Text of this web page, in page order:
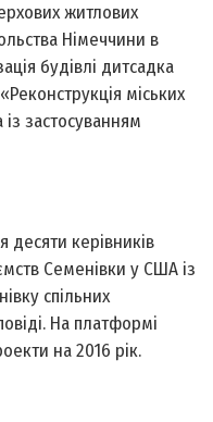
житлових
Німеччини в
будівлі дитсадка
міських
застосуванням
керівників
Семенівки у США із
спільних
На платформі
на 2016 рік.